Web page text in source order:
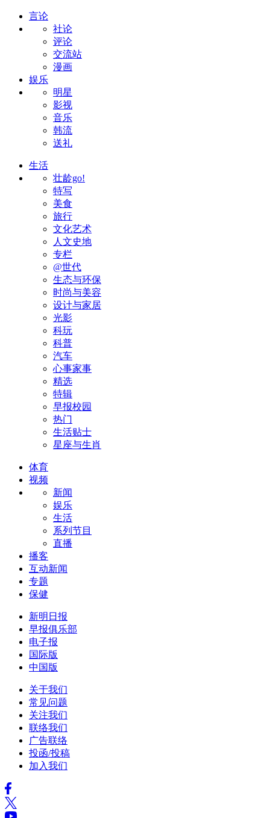
言论
社论
评论
交流站
漫画
娱乐
明星
影视
音乐
韩流
送礼
生活
壮龄go!
特写
美食
旅行
文化艺术
人文史地
专栏
@世代
生态与环保
时尚与美容
设计与家居
光影
科玩
科普
汽车
心事家事
精选
特辑
早报校园
热门
生活贴士
星座与生肖
体育
视频
新闻
娱乐
生活
系列节目
直播
播客
互动新闻
专题
保健
新明日报
早报俱乐部
电子报
国际版
中国版
关于我们
常见问题
关注我们
联络我们
广告联络
投函/投稿
加入我们